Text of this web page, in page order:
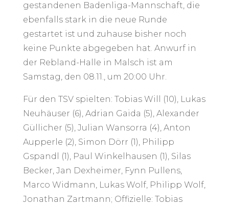
gestandenen Badenliga-Mannschaft, die
ebenfalls stark in die neue Runde
gestartet ist und zuhause bisher noch
keine Punkte abgegeben hat. Anwurf in
der Rebland-Halle in Malsch ist am
Samstag, den 08.11., um 20:00 Uhr.
Für den TSV spielten: Tobias Will (10), Lukas
Neuhäuser (6), Adrian Gaida (5), Alexander
Güllicher (5), Julian Wansorra (4), Anton
Aupperle (2), Simon Dörr (1), Philipp
Gspandl (1), Paul Winkelhausen (1), Silas
Becker, Jan Dexheimer, Fynn Pullens,
Marco Widmann, Lukas Wolf, Philipp Wolf,
Jonathan Zartmann; Offizielle: Tobias